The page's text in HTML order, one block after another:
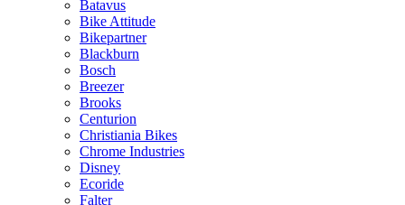
Batavus
Bike Attitude
Bikepartner
Blackburn
Bosch
Breezer
Brooks
Centurion
Christiania Bikes
Chrome Industries
Disney
Ecoride
Falter